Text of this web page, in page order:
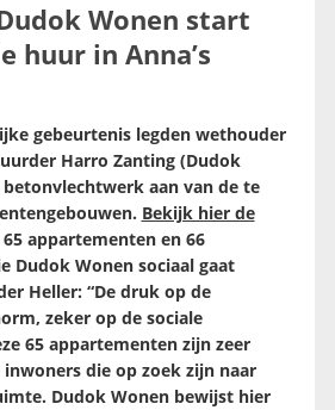
Wonen start
huur in Anna’s
gebeurtenis legden wethouder
Harro Zanting (Dudok
aan van de te
Bekijk hier de
appartementen en 66
Dudok Wonen sociaal gaat
Heller: “De druk op de
zeker op de sociale
65 appartementen zijn zeer
die op zoek zijn naar
Dudok Wonen bewijst hier